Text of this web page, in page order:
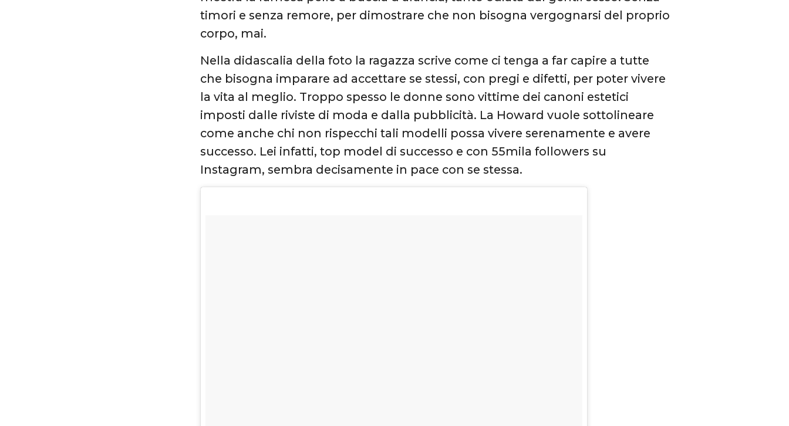
timori e senza remore, per dimostrare che non bisogna vergognarsi del proprio
corpo, mai.
Nella didascalia della foto la ragazza scrive come ci tenga a far capire a tutte
che bisogna imparare ad accettare se stessi, con pregi e difetti, per poter vivere
la vita al meglio. Troppo spesso le donne sono vittime dei canoni estetici
imposti dalle riviste di moda e dalla pubblicità. La Howard vuole sottolineare
come anche chi non rispecchi tali modelli possa vivere serenamente e avere
successo. Lei infatti, top model di successo e con 55mila followers su
Instagram, sembra decisamente in pace con se stessa.